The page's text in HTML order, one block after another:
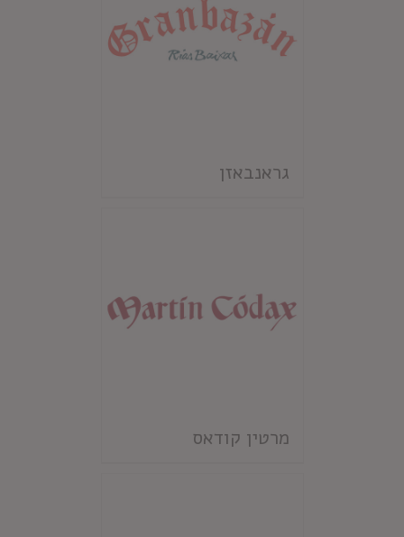
גראנבאזן
מרטין קודאס